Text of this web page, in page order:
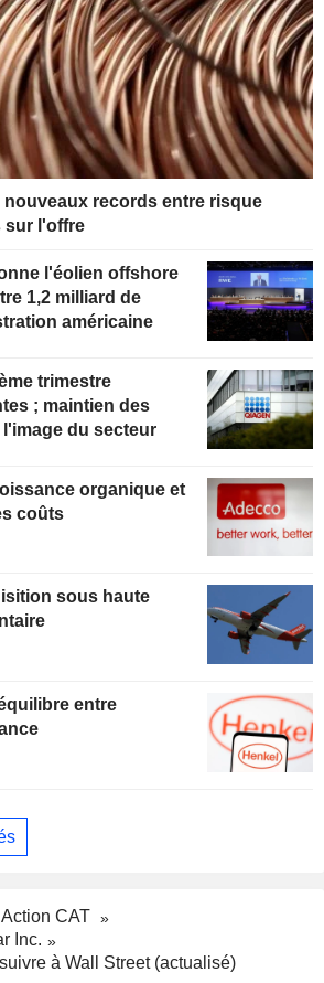
nouveaux records entre risque
sur l'offre
1,2 milliard de
américaine
; maintien des
du secteur
coûts
sous haute
Action CAT
Inc.
à Wall Street (actualisé)